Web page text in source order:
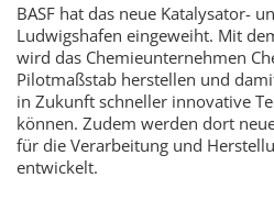
BASF hat das neue Katalysator-
Ludwigshafen eingeweiht. Mit
wird das Chemieunternehmen
Pilotmaßstab herstellen und
in Zukunft schneller innovative
können. Zudem werden dort
für die Verarbeitung und
entwickelt.